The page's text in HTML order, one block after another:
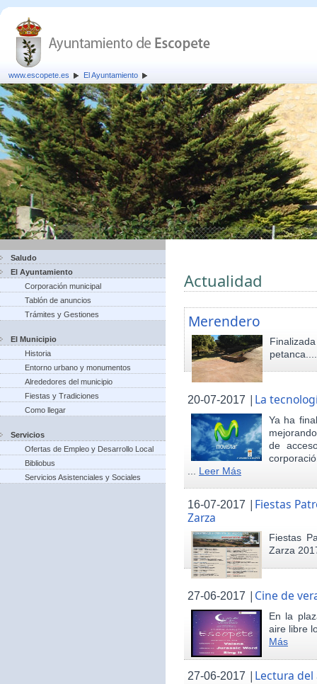
www.escopete.es El Ayuntamiento
Saludo
El Ayuntamiento
Corporación municipal
Tablón de anuncios
Trámites y Gestiones
El Municipio
Historia
Entorno urbano y monumentos
Alrededores del municipio
Fiestas y Tradiciones
Como llegar
Servicios
Ofertas de Empleo y Desarrollo Local
Bibliobus
Servicios Asistenciales y Sociales
Actualidad
Merendero
20-07-2017 | La
Ya ha
de
Leer Más
16-07-2017 | Fiestas
Zarza
Fiestas
Zarza
27-06-2017 | Cine de
En la
aire libre
Más
27-06-2017 | Lectura del